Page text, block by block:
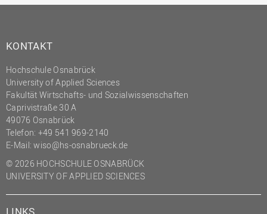
KONTAKT
Hochschule Osnabrück
University of Applied Sciences
Fakultät Wirtschafts- und Sozialwissenschaften
Caprivistraße 30 A
49076 Osnabrück
Telefon: +49 541 969-2140
E-Mail:wiso@hs-osnabrueck.de
© 2026 HOCHSCHULE OSNABRÜCK
UNIVERSITY OF APPLIED SCIENCES
LINKS